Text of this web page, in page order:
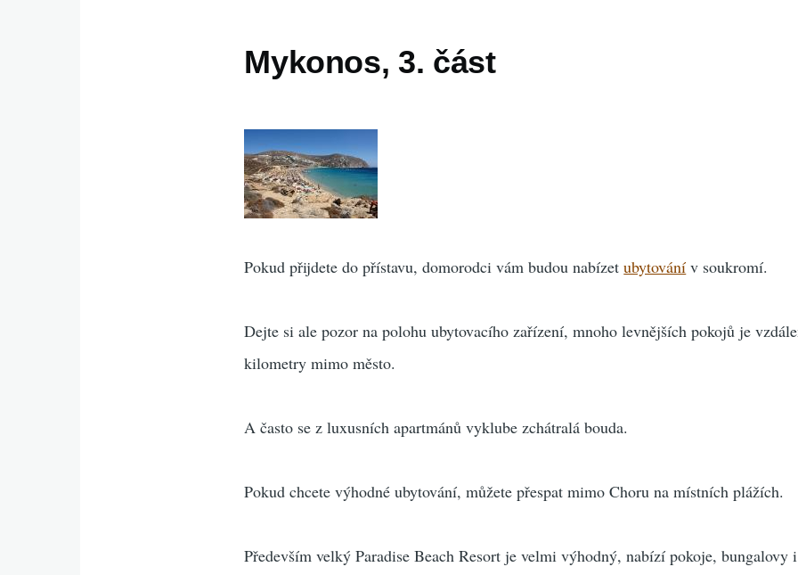
Mykonos, 3. část
Pokud přijdete do přístavu, domorodci vám budou nabízetubytování v soukromí.
Dejte si ale pozor na polohu ubytovacího zařízení, mnoho levnějších pokojů je
kilometry mimo město.
A často se z luxusních apartmánů vyklube zchátralá bouda.
Pokud chcete výhodné ubytování, můžete přespat mimo Choru na místních plážích.
Především velký Paradise Beach Resort je velmi výhodný, nabízí pokoje, bungalovy